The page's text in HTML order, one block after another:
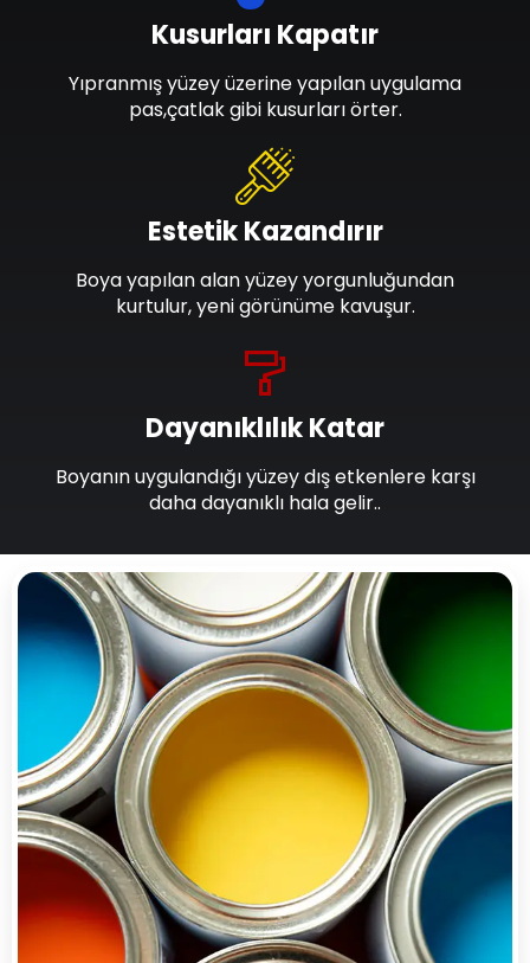
Dayanıklılık Katar
Boyanın uygulandığı yüzey dış etkenlere karşı
daha dayanıklı hala gelir..
Estetik Kazandırır
Boya yapılan alan yüzey yorgunluğundan
kurtulur, yeni görünüme kavuşur.
Kusurları Kapatır
Yıpranmış yüzey üzerine yapılan uygulama
pas,çatlak gibi kusurları örter.